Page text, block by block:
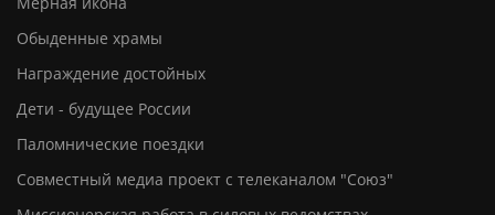
Обыденные храмы
Награждение достойных
Дети - будущее России
Паломнические поездки
Совместный медиа проект с телеканалом "Союз"